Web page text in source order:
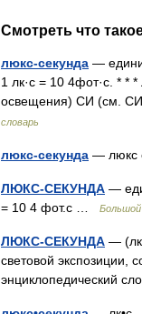
Смотреть что
люкс-секунда —
1 лк·с = 10 4фот·с. *
освещения) СИ (см. СИ
словарь
люкс-секунда — люкс
ЛЮКС-СЕКУНДА —
= 10 4 фот.с …
Большой
ЛЮКС-СЕКУНДА —
световой экспозиции,
энциклопедический